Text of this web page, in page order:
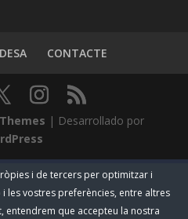
CONTACTE
| Desarrollado por
i de tercers per optimitzar i
les vostres preferències, entre altres
entendrem que accepteu la nostra